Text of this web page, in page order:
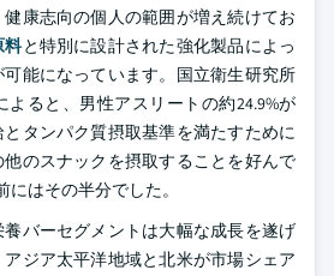
康志向の個人の範囲が増え続けてお
料と特別に設計された強化製品によっ
能になっています。国立衛生研究所
よると、男性アスリートの約24.9%が
タンパク質摂取基準を満たすために
のスナックを摂取することを好んで
はその半分でした。
バーセグメントは大幅な成長を遂げ
ジア太平洋地域と北米が市場シェア